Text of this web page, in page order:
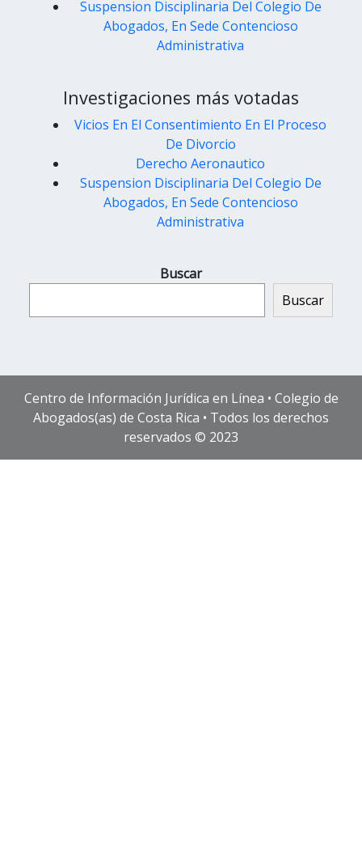
Suspension Disciplinaria Del Colegio De
Abogados, En Sede Contencioso
Administrativa
Investigaciones más votadas
Vicios En El Consentimiento En El Proceso
De Divorcio
Derecho Aeronautico
Suspension Disciplinaria Del Colegio De
Abogados, En Sede Contencioso
Administrativa
Buscar
Buscar
Centro de Información Jurídica en Línea • Colegio de
Abogados(as) de Costa Rica • Todos los derechos
reservados © 2023